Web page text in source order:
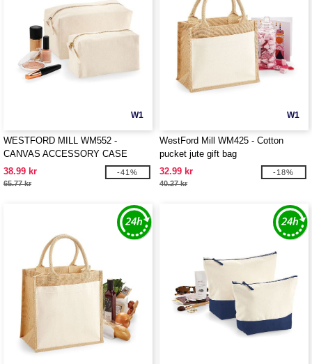
W1
WESTFORD MILL WM552 -
CANVAS ACCESSORY CASE
38.99 kr
65.77 kr
-41%
W1
WestFord Mill WM425 - Cotton
pucket jute gift bag
32.99 kr
40.27 kr
-18%